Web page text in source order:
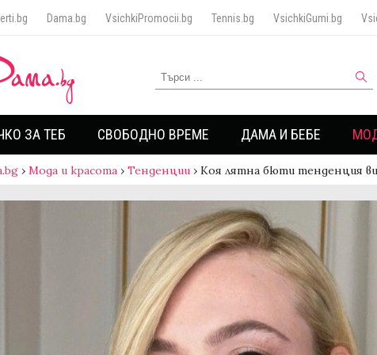
Dama.bg VsichkiPromocii.bg Tennis.bg VsichkiGumi.bg
ЗА ТЕБ СВОБОДНО ВРЕМЕ ДАМА И БЕБЕ
› Мода и красота › Тенденции › Коя лятна бюти тенденция